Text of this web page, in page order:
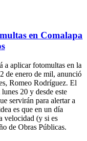
en Comalapa
a aplicar fotomultas en la
de enero de mil, anunció
Romeo Rodríguez. El
20 y desde este
servirán para alertar a
es que en un día
velocidad (y si es
de Obras Públicas.